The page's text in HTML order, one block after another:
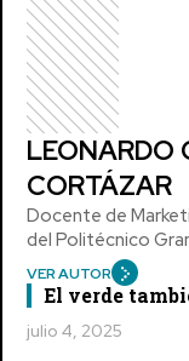
LEONARDO
CORTÁZAR
Docente de
del Politécnico
VER AUTOR
El verde
julio 4, 2025